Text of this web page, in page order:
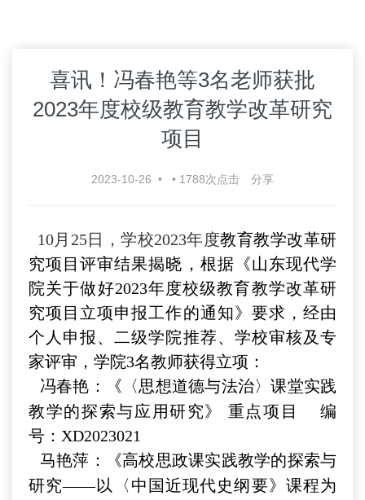
喜讯！冯春艳等3名老师获批
2023年度校级教育教学改革研究
项目
2023-10-26 • • 1788次点击 分享
10月25日，学校2023年度教育教学改革研
究项目评审结果揭晓， 根据《山东现代学
院关于做好2023年度校级教育教学改革研
究项目立项申报工作的通知》要求，经由
个人申报、二级学院推荐、学校审核及专
家评审，学院3名教师获得立项：
冯春艳：《〈思想道德与法治〉课堂实践
教学的探索与应用研究》 重点项目 编
号：XD2023021
马艳萍：《高校思政课实践教学的探索与
研究——以
〈 中国近现代史纲要》课程为